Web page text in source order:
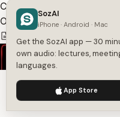
Секрет … — Transcript
Олег Абакумов
2,446
1 Russian
We use cookies to enhance your
SozAI
iPhone · Android · Mac
Get the SozAI app — 30
own audio: lectures,
languages.
App Store